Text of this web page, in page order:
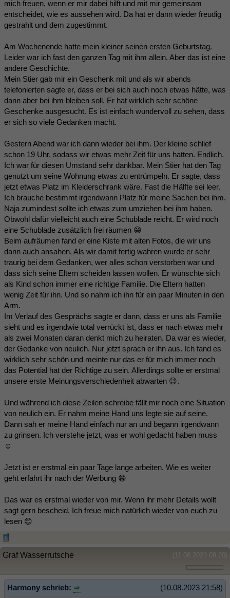
mich freuen, wenn er mir dabei hilft und mit mir gemeinsam
entscheidet, wie es aussehen wird. Da hat er dann wieder freudig
gestrahlt und dem zugestimmt.
Am Wochenende hatte mein kleiner seinen ersten Geburtstag.
Leider war ich fast den ganzen Tag mit ihm allein. Aber das ist eine
andere Geschichte.
Mein Stier gab mir ein Geschenk mit und als wir abends
telefonierten sagte er, dass er bei sich auch noch etwas hätte, was
dann aber bei ihm bleiben soll. Er hat wirklich sehr schöne
Geschenke ausgesucht. Es ist einfach wundervoll zu sehen, dass
er sich so viele Gedanken macht.
Gestern Abend war ich dann wieder bei ihm. Der kleine schlief
schon 19 Uhr, sodass wir etwas mehr Zeit für uns hatten. Endlich.
Ich war für diesen Umstand sehr dankbar. Mein Stier hat den Tag
genutzt um seine Wohnung etwas zu entrümpeln. Er sagte, dass
jetzt etwas Platz im Kleiderschrank wäre. Fast die Hälfte sei leer.
Ich brauche bestimmt irgendwann Platz für meine Sachen bei ihm.
Naja zumindest sollte ich etwas zum umziehen bei ihm haben.
Obwohl dafür vielleicht auch eine Schublade reicht. Er wird noch
eine Schublade zusätzlich frei räumen 😁
Beim aufräumen fand er eine Kiste mit alten Fotos, die wir uns
dann auch ansahen. Als wir damit fertig wahren wurde er sehr
traurig bei dem Gedanken, wer alles schon verstorben war und
dass sich seine Eltern scheiden lassen wollen. Er wünschte sich
als Kind schon immer eine richtige Familie. Die Eltern hatten
wenig Zeit für ihn. Und so nahm ich ihn für ein paar Minuten in den
Arm.
Im Verlauf des Gesprächs sagte er dann, dass er uns als Familie
sieht und es irgendwie total verrückt ist, dass er nach etwas mehr
als zwei Monaten daran denkt mich zu heiraten. Da war es wieder,
der Gedanke von neulich. Nur jetzt sprach er ihn aus. Ich fand es
wirklich sehr schön und meinte nur das er für mich immer noch
das Potential hat der Richtige zu sein. Allerdings sollte er erstmal
unsere erste Meinungsverschiedenheit abwarten 😉.
Und während ich diese Zeilen schreibe fällt mir noch eine Situation
von neulich ein. Er nahm meine Hand uns legte sie auf seine.
Dann sah er meine Hand einfach nur an und begann irgendwann
zu grinsen. Ich verstehe jetzt, was er wohl gedacht haben muss
☺️
Jetzt ist er erstmal ein paar Tage lange arbeiten. Wie es weiter
geht erfahrt ihr nach der Werbung 😁
Das war es erstmal wieder von mir. Wenn ihr mehr Details wollt
sagt gern bescheid. Ich freue mich natürlich wieder von euch zu
lesen 😊
(11.08.2023 09:20)
Graf Wasserrutsche
(10.08.2023 21:58)
Harmony schrieb: